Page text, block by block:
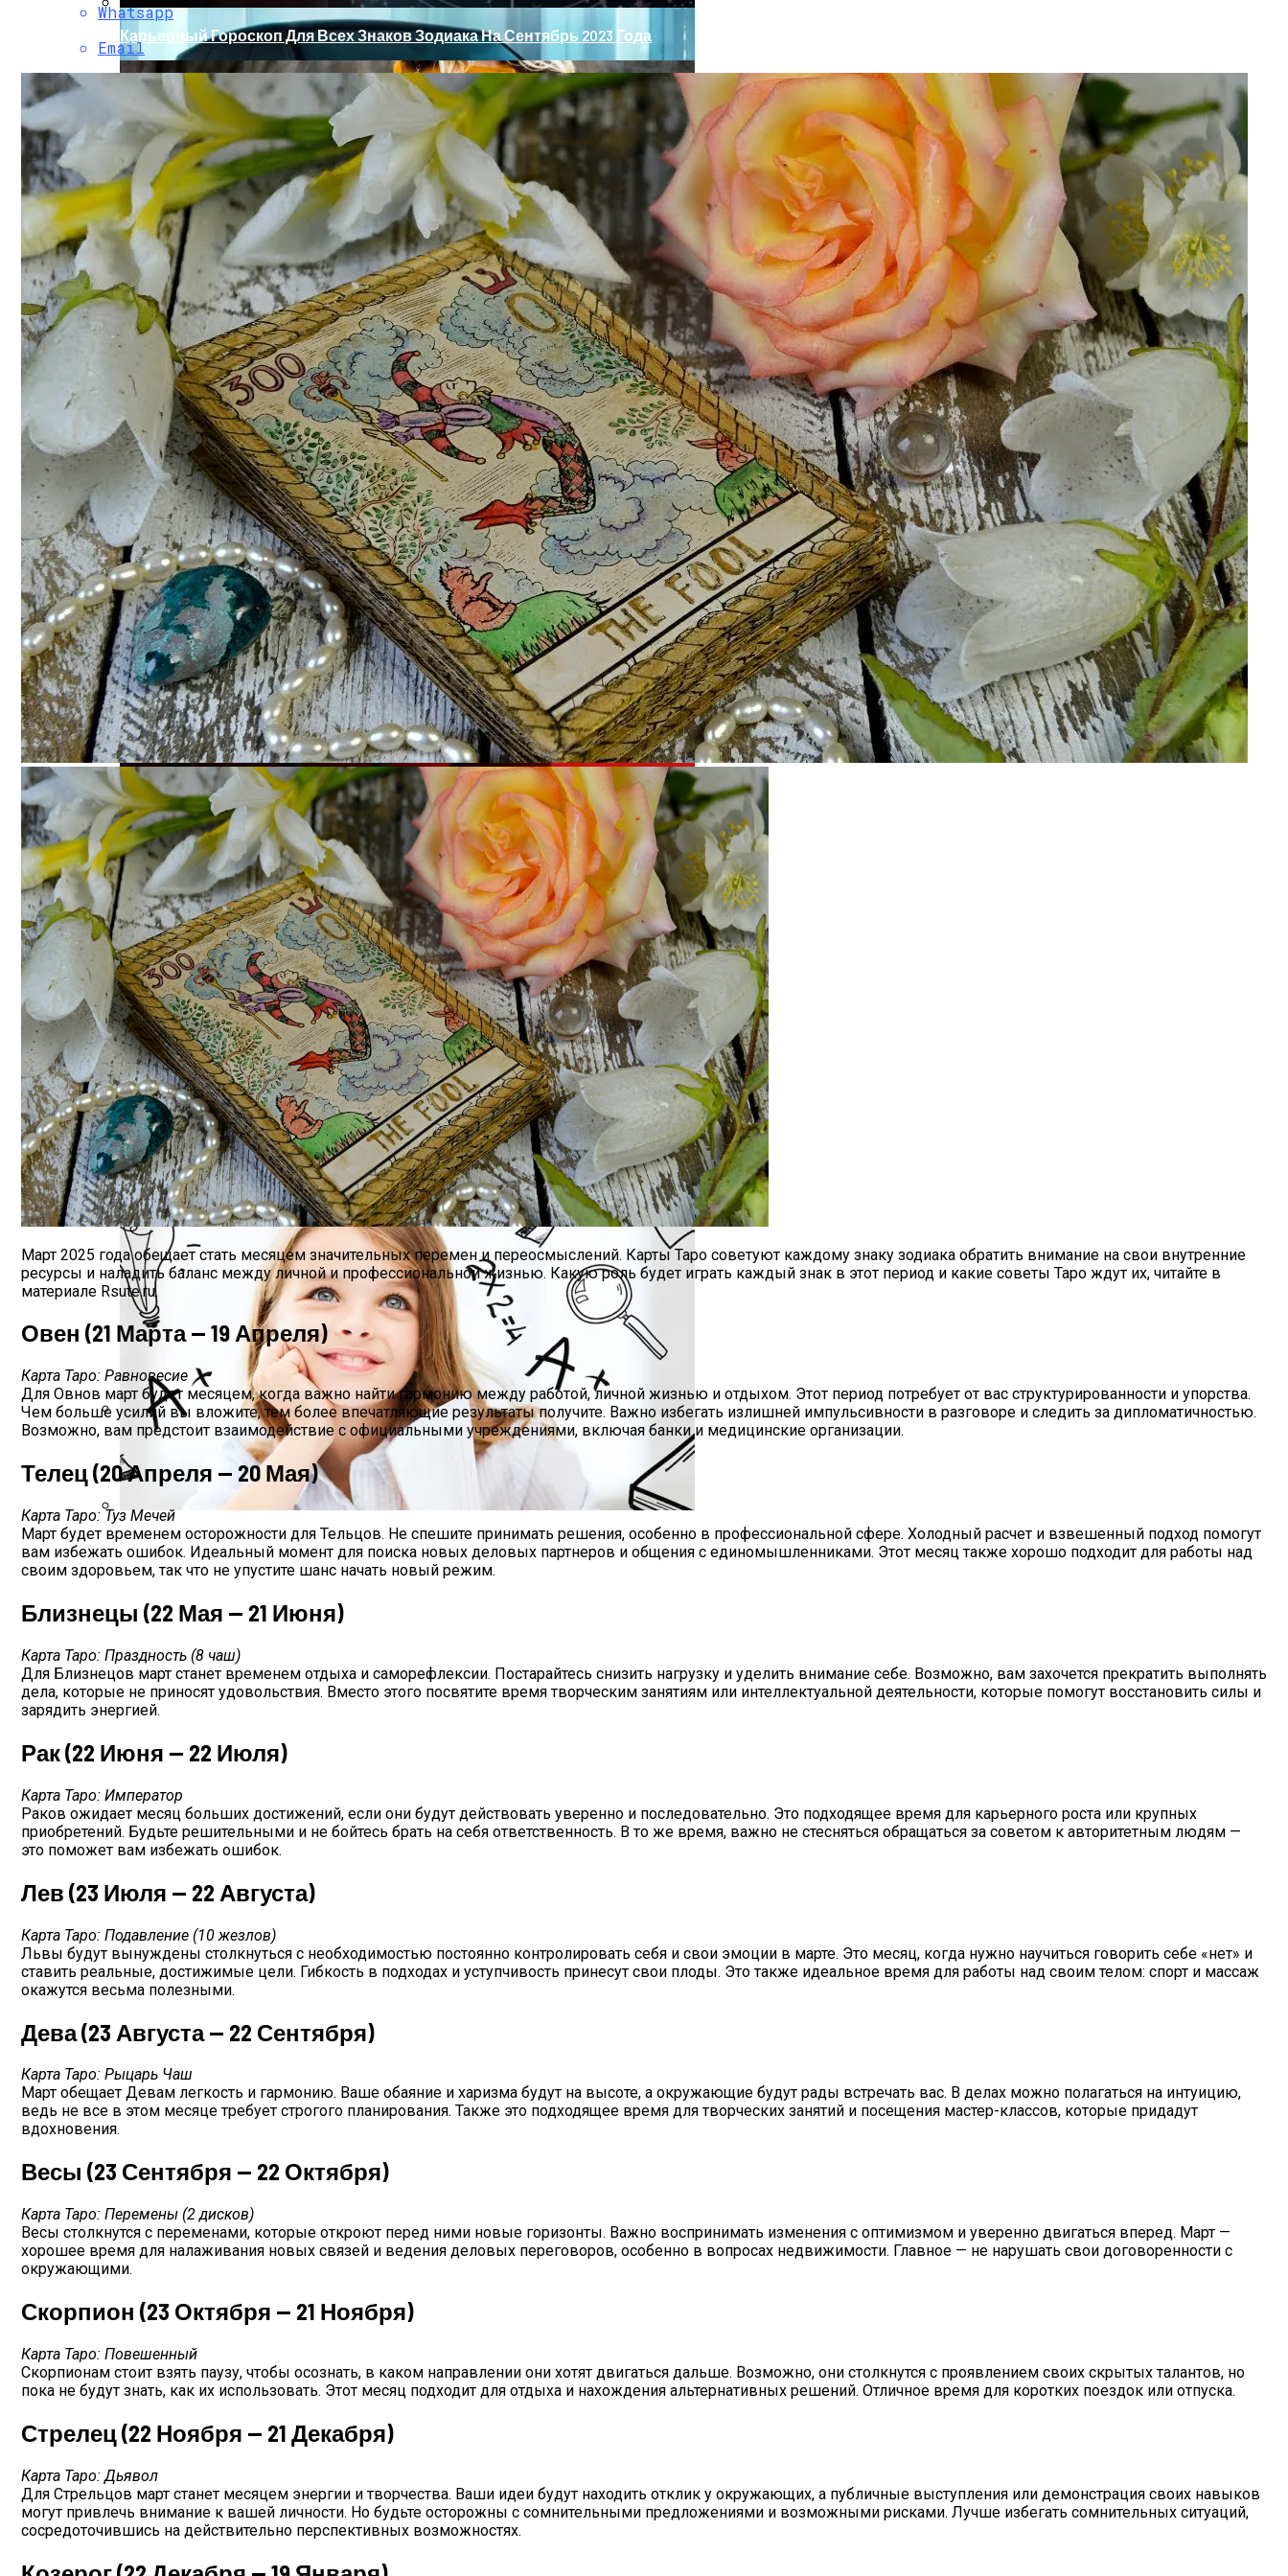
Обновление Для Range Rover Velar: «умные» Фары, Новый Салон, Улучшение PHEV-Версии
Электромобиль Xiaomi: Внешность Уже Известна, Имя – Еще Нет
Обновление: Семейства Автомобилей Mercedes-Benz GLE
Дебютировал Крупный Кроссовер Mazda CX-90: Неужели Только Для США?
Карьерный Гороскоп Для Всех Знаков Зодиака На Сентябрь 2023 Года
Какие Цвета В Одежде Помогут Притянуть Осенью 2023 Богатство И Удачу
Как С Помощью Нумерологии Определить, В Какие Даты На Неделе Повезёт, А Каких Стоит Опасаться
О Чем Говорит Цвет Вашей Ауры, Как Его Определить
Как Учатся Разные Знаки Зодиака, Какие У Них Способности И Мотивация
Whatsapp
Email
Март 2025 года обещает стать месяцем значительных перемен и переосмыслений. Карты Таро советуют каждому знаку зодиака обратить внимание на свои внутренние
ресурсы и наладить баланс между личной и профессиональной жизнью. Какую роль будет играть каждый знак в этот период и какие советы Таро ждут их, читайте в
материале Rsute.ru.
Овен (21 Марта — 19 Апреля)
Карта Таро: Равновесие
Для Овнов март будет месяцем, когда важно найти гармонию между работой, личной жизнью и отдыхом. Этот период потребует от вас структурированности и упорства.
Чем больше усилий вы вложите, тем более впечатляющие результаты получите. Важно избегать излишней импульсивности в разговоре и следить за дипломатичностью.
Возможно, вам предстоит взаимодействие с официальными учреждениями, включая банки и медицинские организации.
Телец (20 Апреля — 20 Мая)
Карта Таро: Туз Мечей
Март будет временем осторожности для Тельцов. Не спешите принимать решения, особенно в профессиональной сфере. Холодный расчет и взвешенный подход помогут
вам избежать ошибок. Идеальный момент для поиска новых деловых партнеров и общения с единомышленниками. Этот месяц также хорошо подходит для работы над
своим здоровьем, так что не упустите шанс начать новый режим.
Близнецы (22 Мая — 21 Июня)
Карта Таро: Праздность (8 чаш)
Для Близнецов март станет временем отдыха и саморефлексии. Постарайтесь снизить нагрузку и уделить внимание себе. Возможно, вам захочется прекратить выполнять
дела, которые не приносят удовольствия. Вместо этого посвятите время творческим занятиям или интеллектуальной деятельности, которые помогут восстановить силы и
зарядить энергией.
Рак (22 Июня — 22 Июля)
Карта Таро: Император
Раков ожидает месяц больших достижений, если они будут действовать уверенно и последовательно. Это подходящее время для карьерного роста или крупных
приобретений. Будьте решительными и не бойтесь брать на себя ответственность. В то же время, важно не стесняться обращаться за советом к авторитетным людям —
это поможет вам избежать ошибок.
Лев (23 Июля — 22 Августа)
Карта Таро: Подавление (10 жезлов)
Львы будут вынуждены столкнуться с необходимостью постоянно контролировать себя и свои эмоции в марте. Это месяц, когда нужно научиться говорить себе «нет» и
ставить реальные, достижимые цели. Гибкость в подходах и уступчивость принесут свои плоды. Это также идеальное время для работы над своим телом: спорт и массаж
окажутся весьма полезными.
Дева (23 Августа — 22 Сентября)
Карта Таро: Рыцарь Чаш
Март обещает Девам легкость и гармонию. Ваше обаяние и харизма будут на высоте, а окружающие будут рады встречать вас. В делах можно полагаться на интуицию,
ведь не все в этом месяце требует строгого планирования. Также это подходящее время для творческих занятий и посещения мастер-классов, которые придадут
вдохновения.
Весы (23 Сентября — 22 Октября)
Карта Таро: Перемены (2 дисков)
Весы столкнутся с переменами, которые откроют перед ними новые горизонты. Важно воспринимать изменения с оптимизмом и уверенно двигаться вперед. Март —
хорошее время для налаживания новых связей и ведения деловых переговоров, особенно в вопросах недвижимости. Главное — не нарушать свои договоренности с
окружающими.
Скорпион (23 Октября — 21 Ноября)
Карта Таро: Повешенный
Скорпионам стоит взять паузу, чтобы осознать, в каком направлении они хотят двигаться дальше. Возможно, они столкнутся с проявлением своих скрытых талантов, но
пока не будут знать, как их использовать. Этот месяц подходит для отдыха и нахождения альтернативных решений. Отличное время для коротких поездок или отпуска.
Стрелец (22 Ноября — 21 Декабря)
Карта Таро: Дьявол
Для Стрельцов март станет месяцем энергии и творчества. Ваши идеи будут находить отклик у окружающих, а публичные выступления или демонстрация своих навыков
могут привлечь внимание к вашей личности. Но будьте осторожны с сомнительными предложениями и возможными рисками. Лучше избегать сомнительных ситуаций,
сосредоточившись на действительно перспективных возможностях.